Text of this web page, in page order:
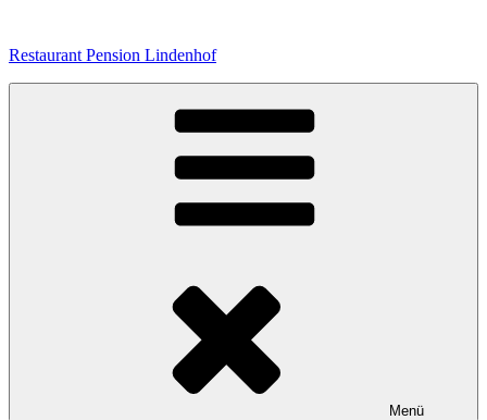
springen
Restaurant Pension Lindenhof
Menü